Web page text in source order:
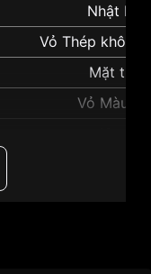
Nhật Bản
Vỏ Thép không
Mặt tròn
Vỏ Màu
Nam